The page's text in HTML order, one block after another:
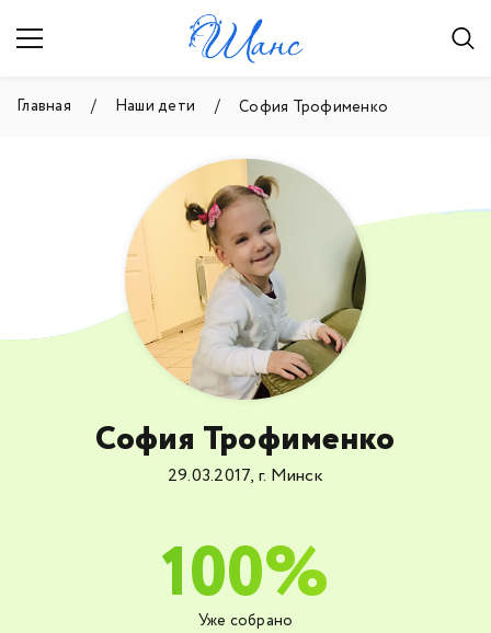
Главная Наши дети София Трофименко
Уже собрано
100%
София Трофименко
29.03.2017, г. Минск